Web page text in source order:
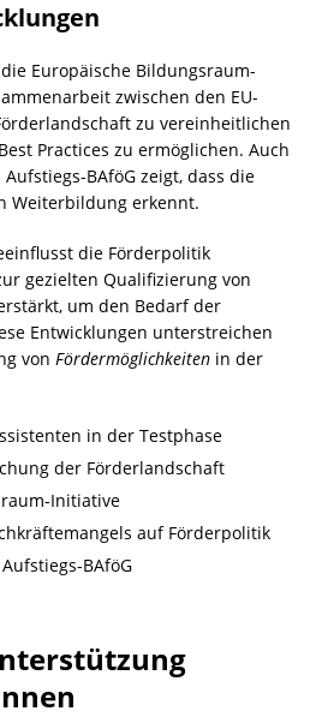
Europäische Bildungsraum-
zwischen den EU-
zu vereinheitlichen
Practices zu ermöglichen. Auch
BAföG zeigt, dass die
Weiterbildung erkennt.
die Förderpolitik
gezielten Qualifizierung von
um den Bedarf der
Entwicklungen unterstreichen
von Fördermöglichkeiten in der
in der Testphase
der Förderlandschaft
Initiative
auf Förderpolitik
BAföG